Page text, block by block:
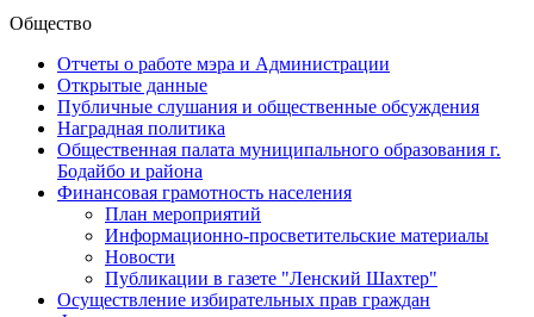
Общество
Отчеты о работе мэра и Администрации
Открытые данные
Публичные слушания и общественные обсуждения
Наградная политика
Общественная палата муниципального образования г.
Бодайбо и района
Финансовая грамотность населения
План мероприятий
Информационно-просветительские материалы
Новости
Публикации в газете "Ленский Шахтер"
Осуществление избирательных прав граждан